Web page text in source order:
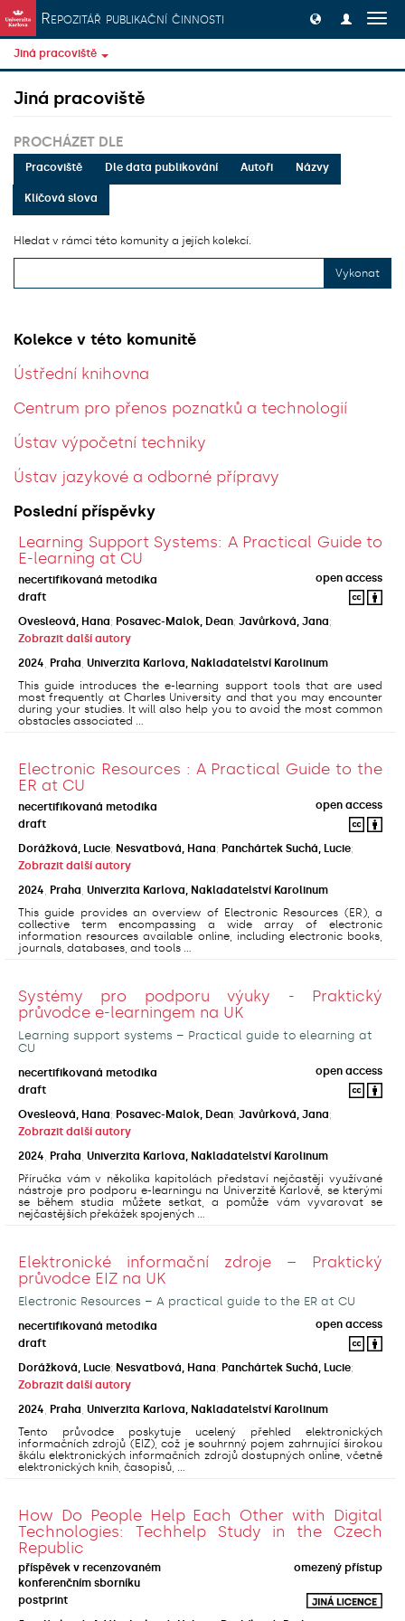
Přeskočit na obsah
Repozitář publikační činnosti
Jiná pracoviště
Jiná pracoviště
PROCHÁZET DLE
Pracoviště Dle data publikování Autoři Názvy
Klíčová slova
Hledat v rámci této komunity a jejích kolekcí.
Vykonat
Kolekce v této komunitě
Ústřední knihovna
Centrum pro přenos poznatků a technologií
Ústav výpočetní techniky
Ústav jazykové a odborné přípravy
Poslední příspěvky
Learning Support Systems: A Practical Guide to
E-learning at CU
necertifikovaná metodika
open access
draft
Ovesleová, Hana; Posavec-Malok, Dean; Javůrková, Jana;
Zobrazit další autory
2024
Praha Univerzita Karlova, Nakladatelství Karolinum
This guide introduces the e-learning support tools that are used
most frequently at Charles University and that you may encounter
during your studies. It will also help you to avoid the most common
obstacles associated ...
Electronic Resources : A Practical Guide to the
ER at CU
necertifikovaná metodika
open access
draft
Dorážková, Lucie; Nesvatbová, Hana; Panchártek Suchá, Lucie;
Zobrazit další autory
2024 Praha Univerzita Karlova, Nakladatelství Karolinum
This guide provides an overview of Electronic Resources (ER), a
collective term encompassing a wide array of electronic
information resources available online, including electronic books,
journals, databases, and tools ...
Systémy pro podporu výuky - Praktický
průvodce e-learningem na UK
Learning support systems – Practical guide to elearning at
CU
necertifikovaná metodika
open access
draft
Ovesleová, Hana; Posavec-Malok, Dean; Javůrková, Jana;
Zobrazit další autory
2024 Praha Univerzita Karlova, Nakladatelství Karolinum
Příručka vám v několika kapitolách představí nejčastěji využívané
nástroje pro podporu e-learningu na Univerzitě Karlově, se kterými
se během studia můžete setkat, a pomůže vám vyvarovat se
nejčastějších překážek spojených ...
Elektronické informační zdroje – Praktický
průvodce EIZ na UK
Electronic Resources – A practical guide to the ER at CU
necertifikovaná metodika
open access
draft
Dorážková, Lucie; Nesvatbová, Hana; Panchártek Suchá, Lucie;
Zobrazit další autory
2024 Praha Univerzita Karlova, Nakladatelství Karolinum
Tento průvodce poskytuje ucelený přehled elektronických
informačních zdrojů (EIZ), což je souhrnný pojem zahrnující širokou
škálu elektronických informačních zdrojů dostupných online, včetně
elektronických knih, časopisů, ...
How Do People Help Each Other with Digital
Technologies: Techhelp Study in the Czech
Republic
příspěvek v recenzovaném
konferenčním sborníku
omezený přístup
postprint